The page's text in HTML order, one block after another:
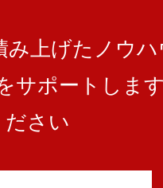
み上げたノウ
サポートします
さい